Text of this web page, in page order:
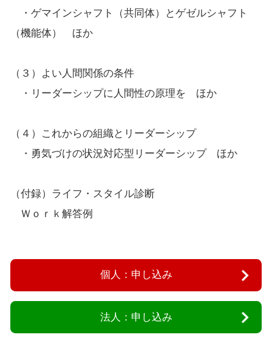
・ゲマインシャフト（共同体）とゲゼルシャフト
（機能体） ほか
（３）よい人間関係の条件
・リーダーシップに人間性の原理を ほか
（４）これからの組織とリーダーシップ
・勇気づけの状況対応型リーダーシップ ほか
（付録）ライフ・スタイル診断
Ｗｏｒｋ解答例
個人：申し込み
法人：申し込み